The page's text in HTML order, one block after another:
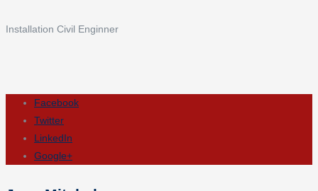
Installation Civil Enginner
Facebook
Twitter
LinkedIn
Google+